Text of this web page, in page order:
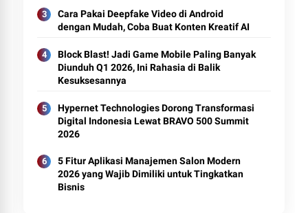
Cara Pakai Deepfake Video di Android
dengan Mudah, Coba Buat Konten Kreatif AI
Block Blast! Jadi Game Mobile Paling Banyak
Diunduh Q1 2026, Ini Rahasia di Balik
Kesuksesannya
Hypernet Technologies Dorong Transformasi
Digital Indonesia Lewat BRAVO 500 Summit
2026
5 Fitur Aplikasi Manajemen Salon Modern
2026 yang Wajib Dimiliki untuk Tingkatkan
Bisnis